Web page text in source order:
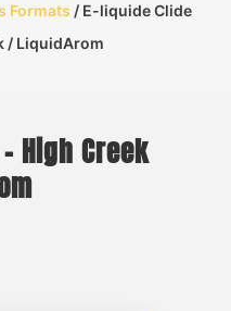
Formats / E-liquide Clide
/ LiquidArom
High Creek